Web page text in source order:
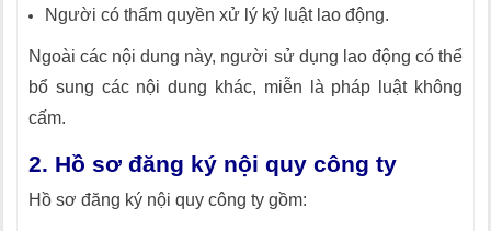
Người có thẩm quyền xử lý kỷ luật lao động.
Ngoài các nội dung này, người sử dụng lao động có thể
bổ sung các nội dung khác, miễn là pháp luật không
cấm.
2. Hồ sơ đăng ký nội quy công ty
Hồ sơ đăng ký nội quy công ty gồm: